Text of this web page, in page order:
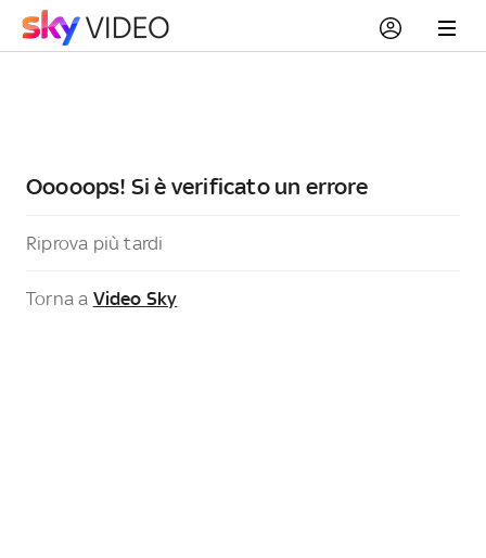
Ooooops! Si è verificato un errore
Riprova più tardi
Torna a Video Sky